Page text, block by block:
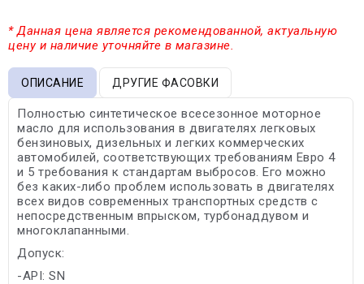
* Данная цена является рекомендованной, актуальную
цену и наличие уточняйте в магазине.
ОПИСАНИЕ ДРУГИЕ ФАСОВКИ
Полностью синтетическое всесезонное моторное
масло для использования в двигателях легковых
бензиновых, дизельных и легких коммерческих
автомобилей, соответствующих требованиям Евро 4
и 5 требования к стандартам выбросов. Его можно
без каких-либо проблем использовать в двигателях
всех видов современных транспортных средств с
непосредственным впрыском, турбонаддувом и
многоклапанными.
Допуск:
-API: SN